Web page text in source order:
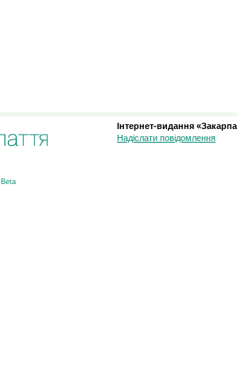
Інтернет-видання
Надіслати повідомлення